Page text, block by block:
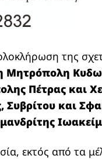
της
Μητρόπολη
Πέτρας και
και
εκτός από τα